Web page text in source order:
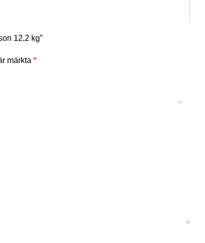
12,2 kg”
märkta *